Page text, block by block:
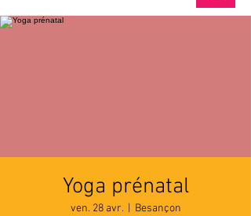
Yoga prénatal
ven. 28 avr.
  |
Besançon